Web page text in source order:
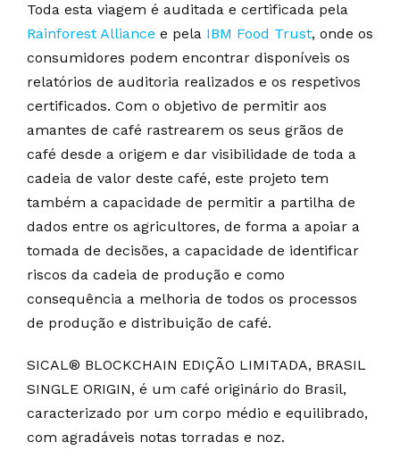
Toda esta viagem é auditada e certificada pela
Rainforest Alliance e pela IBM Food Trust, onde os
consumidores podem encontrar disponíveis os
relatórios de auditoria realizados e os respetivos
certificados. Com o objetivo de permitir aos
amantes de café rastrearem os seus grãos de
café desde a origem e dar visibilidade de toda a
cadeia de valor deste café, este projeto tem
também a capacidade de permitir a partilha de
dados entre os agricultores, de forma a apoiar a
tomada de decisões, a capacidade de identificar
riscos da cadeia de produção e como
consequência a melhoria de todos os processos
de produção e distribuição de café.
SICAL® BLOCKCHAIN EDIÇÃO LIMITADA, BRASIL
SINGLE ORIGIN, é um café originário do Brasil,
caracterizado por um corpo médio e equilibrado,
com agradáveis notas torradas e noz.